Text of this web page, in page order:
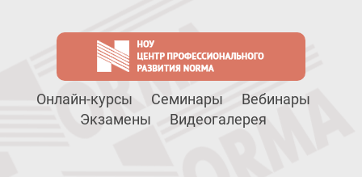
Онлайн-курсы Семинары
Вебинары
Экзамены
Видеогалерея